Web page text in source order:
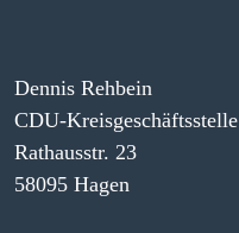
Dennis Rehbein
CDU-Kreisgeschäftsstelle
Rathausstr. 23
58095 Hagen